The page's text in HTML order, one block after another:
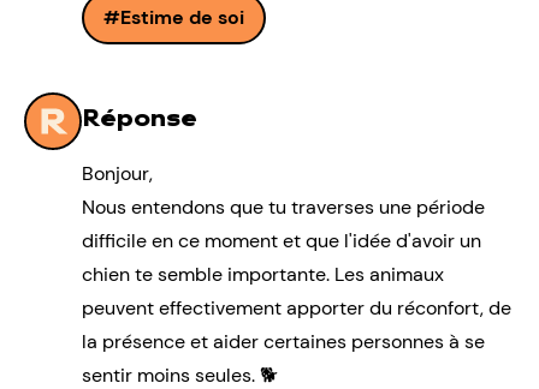
Estime de soi
Réponse
Bonjour,
Nous entendons que tu traverses une période
difficile en ce moment et que l'idée d'avoir un
chien te semble importante. Les animaux
peuvent effectivement apporter du réconfort, de
la présence et aider certaines personnes à se
sentir moins seules. 🐕